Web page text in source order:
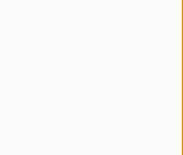
20 novembre